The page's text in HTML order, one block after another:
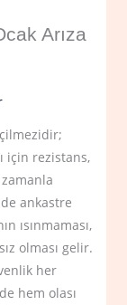
Arıza
için rezistans,
ankastre
ısınmaması,
olması gelir.
her
hem olası